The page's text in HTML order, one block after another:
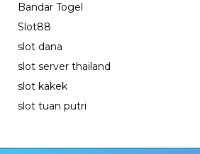
Bandar Togel
Slot88
slot dana
slot server thailand
slot kakek
slot tuan putri